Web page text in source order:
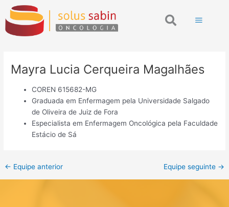
para
conteúdo
Search
Mayra Lucia Cerqueira Magalhães
COREN 615682-MG
Graduada em Enfermagem pela Universidade Salgado
de Oliveira de Juiz de Fora
Especialista em Enfermagem Oncológica pela Faculdade
Estácio de Sá
Post
navigation
← Equipe anterior Equipe seguinte →